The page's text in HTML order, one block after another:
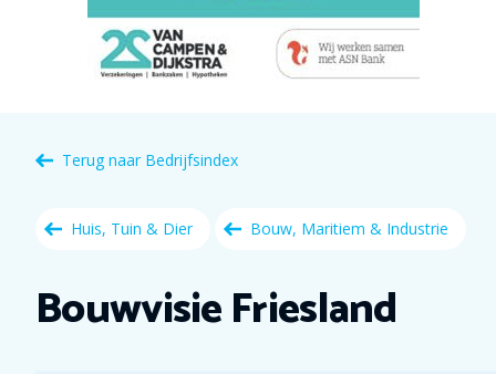
Terug naar Bedrijfsindex
Huis, Tuin & Dier Bouw, Maritiem & Industrie
Bouwvisie Friesland